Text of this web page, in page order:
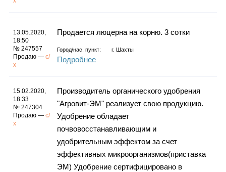
13.05.2020,
18:50
№ 247557
Продаю —с/
х
Продается люцерна на корню. 3 сотки
Город/нас. пункт: г. Шахты
Подробнее
15.02.2020,
18:33
№ 247304
Продаю —с/
х
Производитель органического удобрения
"Агровит-ЭМ" реализует свою продукцию.
Удобрение обладает
почвовосстанавливающим и
удобрительным эффектом за счет
эффективных микроорганизмов(приставка
ЭМ) Удобрение сертифицировано в